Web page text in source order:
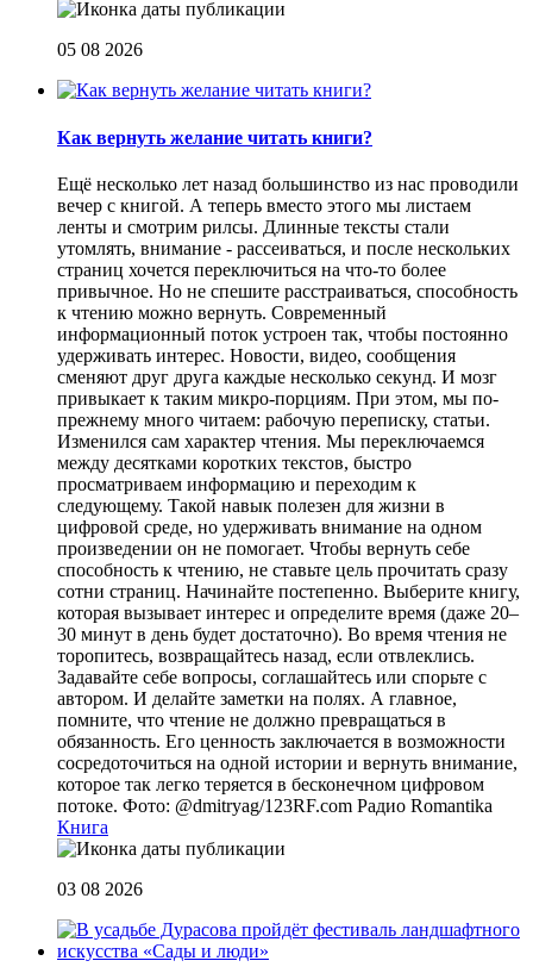
05 08 2026
Как вернуть желание читать книги?
Eщё несколько лет назад большинство из нас проводили
вечер с книгой. А теперь вместо этого мы листаем
ленты и смотрим рилсы. Длинные тексты стали
утомлять, внимание - рассеиваться, и после нескольких
страниц хочется переключиться на что-то более
привычное. Но не спешите расстраиваться, способность
к чтению можно вернуть. Современный
информационный поток устроен так, чтобы постоянно
удерживать интерес. Новости, видео, сообщения
сменяют друг друга каждые несколько секунд. И мозг
привыкает к таким микро-порциям. При этом, мы по-
прежнему много читаем: рабочую переписку, статьи.
Изменился сам характер чтения. Мы переключаемся
между десятками коротких текстов, быстро
просматриваем информацию и переходим к
следующему. Такой навык полезен для жизни в
цифровой среде, но удерживать внимание на одном
произведении он не помогает. Чтобы вернуть себе
способность к чтению, не ставьте цель прочитать сразу
сотни страниц. Начинайте постепенно. Выберите книгу,
которая вызывает интерес и определите время (даже 20–
30 минут в день будет достаточно). Во время чтения не
торопитесь, возвращайтесь назад, если отвлеклись.
Задавайте себе вопросы, соглашайтесь или спорьте с
автором. И делайте заметки на полях. А главное,
помните, что чтение не должно превращаться в
обязанность. Его ценность заключается в возможности
сосредоточиться на одной истории и вернуть внимание,
которое так легко теряется в бесконечном цифровом
потоке. Фото: @dmitryag/123RF.com Радио Romantika
Книга
03 08 2026